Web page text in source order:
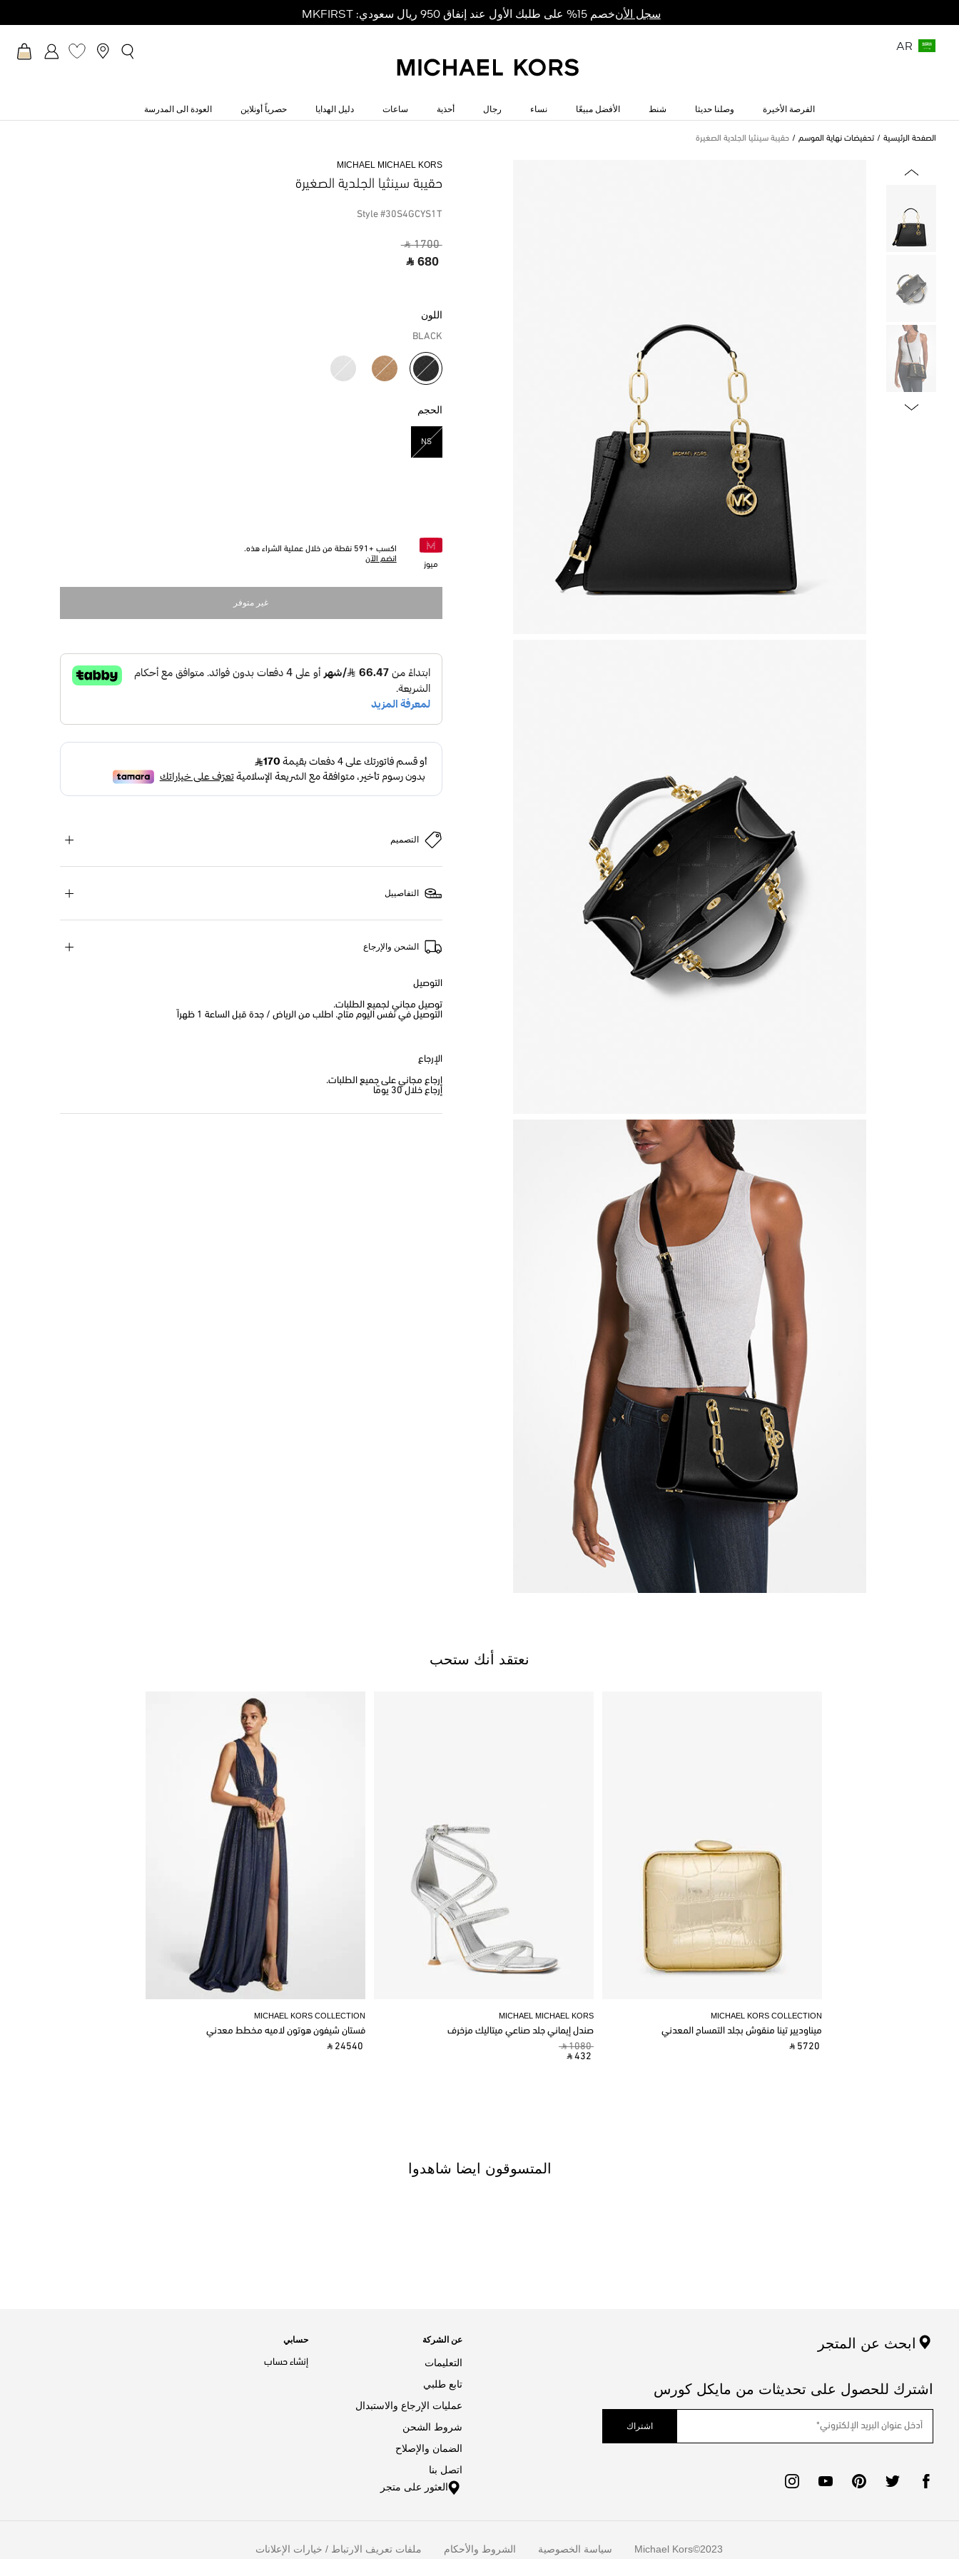
سجل الأنخصم 15% على طلبك الأول عند إنفاق 950 ريال سعودي: MKFIRST
AR
الفرصة الأخيرة وصلنا حديثا شنط الأفضل مبيعًا نساء رجال أحذية ساعات دليل الهدايا حصرياً أونلاين العودة الى المدرسة
الصفحة الرئيسية تحفيضات نهاية الموسم حقيبة سينثيا الجلدية الصغيرة
MICHAEL MICHAEL KORS
حقيبة سينثيا الجلدية الصغيرة
Style #30S4GCYS1T
‎ ⃁ 1700 ‎
‎ ⃁ 680 ‎
اللون
BLACK
مختار
الحجم
NS
مختار
ميوز
اكسب + 591 نقطة من خلال عملية الشراء هذه.
انضم الآن
غير متوفر
التصميم
التفاصييل
الشحن والإرجاع
التوصيل
توصيل مجاني لجميع الطلبات.
التوصيل في نفس اليوم متاح. اطلب من الرياض / جدة قبل الساعة 1 ظهراً
الإرجاع
إرجاع مجاني على جميع الطلبات.
إرجاع خلال 30 يومًا
نعتقد أنك ستحب
MICHAEL KORS COLLECTION
فستان شيفون هوتون لاميه مخطط معدني
‎ ⃁ 24540 ‎
MICHAEL MICHAEL KORS
صندل إيماني جلد صناعي ميتاليك مزخرف
‎ ⃁ 1080 ‎
‎ ⃁ 432 ‎
MICHAEL KORS COLLECTION
ميناوديير تينا منقوش بجلد التمساح المعدني
‎ ⃁ 5720 ‎
المتسوقون ايضا شاهدوا
ابحث عن المتجر
اشترك للحصول على تحديثات من مايكل كورس
اشتراك
عن الشركة
التعليمات
تابع طلبي
عمليات الإرجاع والاستبدال
شروط الشحن
الضمان والإصلاح
اتصل بنا
العثور على متجر
حسابي
إنشاء حساب
Michael Kors سياسة الخصوصية الشروط والأحكام ملفات تعريف الارتباط / خيارات الإعلانات